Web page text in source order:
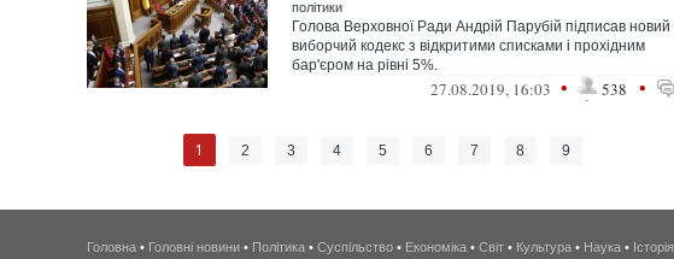
політики
Голова Верховної Ради Андрій Парубій підписав новий
виборчий кодекс з відкритими списками і прохідним
бар'єром на рівні 5%.
27.08.2019, 16:03 • 538 •
1 2 3 4 5 6 7 8 9
Головна • Головні новини • Політика • Суспільство • Економіка • Світ • Культура • Наука • Історія